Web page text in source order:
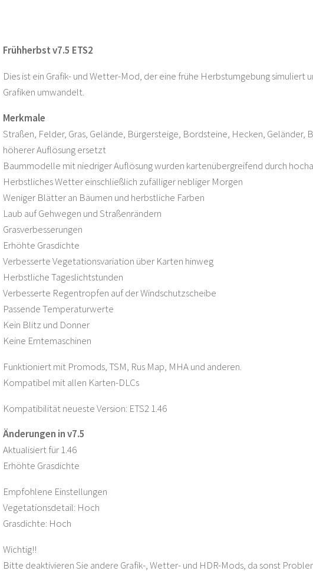
Frühherbst v7.5 ETS2
Dies ist ein Grafik- und Wetter-Mod, der eine frühe Herbstumgebung
Grafiken umwandelt.
Merkmale
Straßen, Felder, Gras, Gelände, Bürgersteige, Bordsteine, Hecken,
höherer Auflösung ersetzt
Baummodelle mit niedriger Auflösung wurden kartenübergreifend durch
Herbstliches Wetter einschließlich zufälliger nebliger Morgen
Weniger Blätter an Bäumen und herbstliche Farben
Laub auf Gehwegen und Straßenrändern
Grasverbesserungen
Erhöhte Grasdichte
Verbesserte Vegetationsvariation über Karten hinweg
Herbstliche Tageslichtstunden
Verbesserte Regentropfen auf der Windschutzscheibe
Passende Temperaturwerte
Kein Blitz und Donner
Keine Erntemaschinen
Funktioniert mit Promods, TSM, Rus Map, MHA und anderen.
Kompatibel mit allen Karten-DLCs
Kompatibilität neueste Version: ETS2 1.46
Änderungen in v7.5
Aktualisiert für 1.46
Erhöhte Grasdichte
Empfohlene Einstellungen
Vegetationsdetail: Hoch
Grasdichte: Hoch
Wichtig!!
Bitte deaktivieren Sie andere Grafik-, Wetter- und HDR-Mods, da sonst